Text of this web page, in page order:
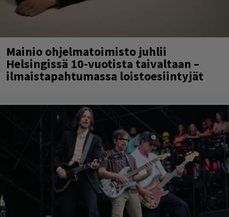
Mainio ohjelmatoimisto juhlii
Helsingissä 10-vuotista taivaltaan –
ilmaistapahtumassa loistoesiintyjät